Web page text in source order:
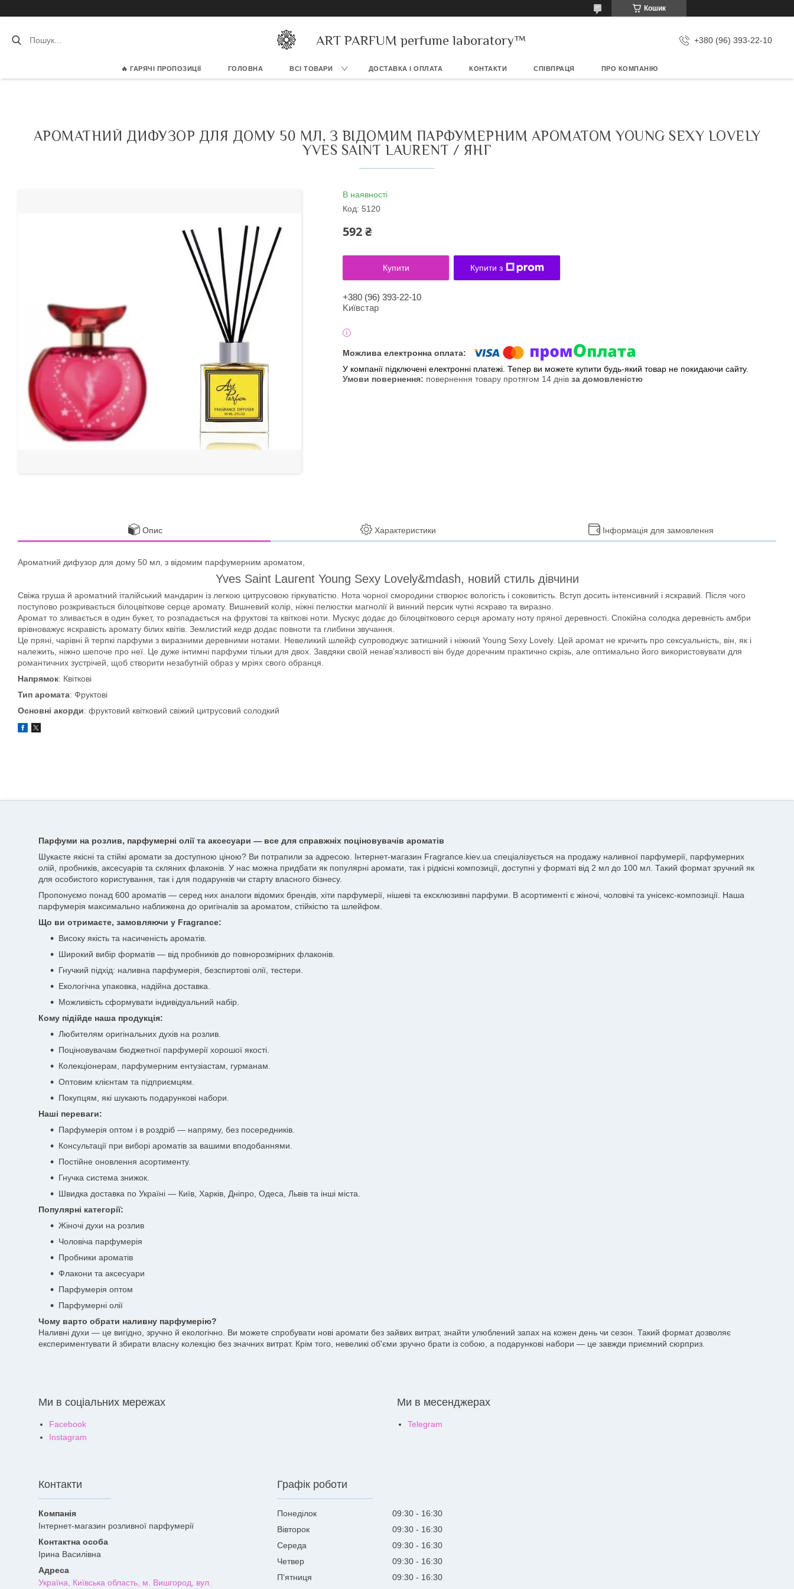
Кошик
ART PARFUM perfume laboratory™ +380 (96) 393-22-10
🔥 ГАРЯЧІ ПРОПОЗИЦІЇ ГОЛОВНА ВСІ ТОВАРИ ДОСТАВКА І ОПЛАТА КОНТАКТИ СПІВПРАЦЯ ПРО КОМПАНІЮ
АРОМАТНИЙ ДИФУЗОР ДЛЯ ДОМУ 50 МЛ, З ВІДОМИМ ПАРФУМЕРНИМ АРОМАТОМ YOUNG SEXY LOVELY
YVES SAINT LAURENT / ЯНГ
В наявності
Код: 5120
592 ₴
Купити Купити з
+380 (96) 393-22-10
Kиївcтaр
У компанії підключені електронні платежі. Тепер ви можете купити будь-який товар не покидаючи сайту.
повернення товару протягом 14 днів за домовленістю
Опис Характеристики Інформація для замовлення
Ароматний дифузор для дому 50 мл, з відомим парфумерним ароматом,
Yves Saint Laurent Young Sexy Lovely&mdash, новий стиль дівчини
Свіжа груша й ароматний італійський мандарин із легкою цитрусовою гіркуватістю. Нота чорної смородини створює вологість і соковитість. Вступ досить інтенсивний і яскравий. Після чого
поступово розкривається білоцвіткове серце аромату. Вишневий колір, ніжні пелюстки магнолії й винний персик чутні яскраво та виразно.
Аромат то зливається в один букет, то розпадається на фруктові та квіткові ноти. Мускус додає до білоцвіткового серця аромату ноту пряної деревності. Спокійна солодка деревність амбри
врівноважує яскравість аромату білих квітів. Землистий кедр додає повноти та глибини звучання.
Це пряні, чарівні й терпкі парфуми з виразними деревними нотами. Невеликий шлейф супроводжує затишний і ніжний Young Sexy Lovely. Цей аромат не кричить про сексуальність, він, як і
належить, ніжно шепоче про неї. Це дуже інтимні парфуми тільки для двох. Завдяки своїй ненав'язливості він буде доречним практично скрізь, але оптимально його використовувати для
романтичних зустрічей, щоб створити незабутній образ у мріях свого обранця.
Напрямок: Квіткові
Тип аромата: Фруктові
Основні акорди: фруктовий квітковий свіжий цитрусовий солодкий
Парфуми на розлив, парфумерні олії та аксесуари — все для справжніх поціновувачів ароматів
Шукаєте якісні та стійкі аромати за доступною ціною? Ви потрапили за адресою. Інтернет-магазин Fragrance.kiev.ua спеціалізується на продажу наливної парфумерії, парфумерних
олій, пробників, аксесуарів та скляних флаконів. У нас можна придбати як популярні аромати, так і рідкісні композиції, доступні у форматі від 2 мл до 100 мл. Такий формат зручний як
для особистого користування, так і для подарунків чи старту власного бізнесу.
Пропонуємо понад 600 ароматів — серед них аналоги відомих брендів, хіти парфумерії, нішеві та ексклюзивні парфуми. В асортименті є жіночі, чоловічі та унісекс-композиції. Наша
парфумерія максимально наближена до оригіналів за ароматом, стійкістю та шлейфом.
Що ви отримаєте, замовляючи у Fragrance:
Високу якість та насиченість ароматів.
Широкий вибір форматів — від пробників до повнорозмірних флаконів.
Гнучкий підхід: наливна парфумерія, безспиртові олії, тестери.
Екологічна упаковка, надійна доставка.
Можливість сформувати індивідуальний набір.
Кому підійде наша продукція:
Любителям оригінальних духів на розлив.
Поціновувачам бюджетної парфумерії хорошої якості.
Колекціонерам, парфумерним ентузіастам, гурманам.
Оптовим клієнтам та підприємцям.
Покупцям, які шукають подарункові набори.
Наші переваги:
Парфумерія оптом і в роздріб — напряму, без посередників.
Консультації при виборі ароматів за вашими вподобаннями.
Постійне оновлення асортименту.
Гнучка система знижок.
Швидка доставка по Україні — Київ, Харків, Дніпро, Одеса, Львів та інші міста.
Популярні категорії:
Жіночі духи на розлив
Чоловіча парфумерія
Пробники ароматів
Флакони та аксесуари
Парфумерія оптом
Парфумерні олії
Чому варто обрати наливну парфумерію?
Наливні духи — це вигідно, зручно й екологічно. Ви можете спробувати нові аромати без зайвих витрат, знайти улюблений запах на кожен день чи сезон. Такий формат дозволяє
експериментувати й збирати власну колекцію без значних витрат. Крім того, невеликі об'єми зручно брати із собою, а подарункові набори — це завжди приємний сюрприз.
Ми в соціальних мережах
Facebook
Instagram
Ми в месенджерах
Telegram
Контакти
Інтернет-магазин розливної парфумерії
Ірина Василівна
Україна, Київська область, м. Вишгород, вул.
Графік роботи
Понеділок 09:30
16:30
Вівторок
09:30
16:30
Середа
09:30
16:30
Четвер
09:30
16:30
Пʼятниця
09:30
16:30